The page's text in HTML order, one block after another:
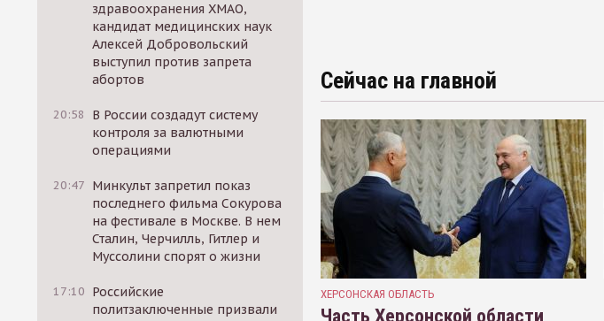
здравоохранения ХМАО,
кандидат медицинских наук
Алексей Добровольский
выступил против запрета
абортов
20:58
В России создадут систему
контроля за валютными
операциями
20:47 Минкульт запретил показ
последнего фильма Сокурова
на фестивале в Москве. В нем
Сталин, Черчилль, Гитлер и
Муссолини спорят о жизни
17:10 Российские
политзаключенные призвали
Сейчас на главной
ХЕРСОНСКАЯ ОБЛАСТЬ
Часть Херсонской области